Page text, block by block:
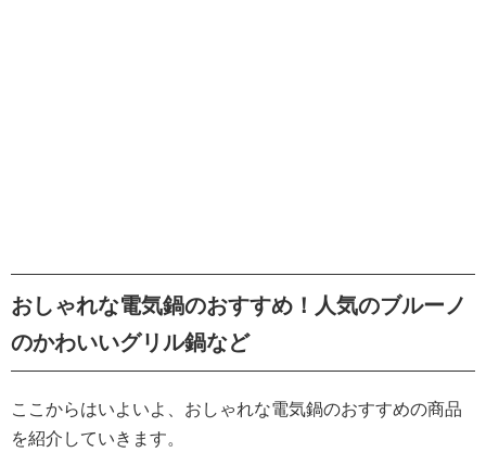
おしゃれな電気鍋のおすすめ！人気のブルーノ
のかわいいグリル鍋など
ここからはいよいよ、おしゃれな電気鍋のおすすめの商品
を紹介していきます。